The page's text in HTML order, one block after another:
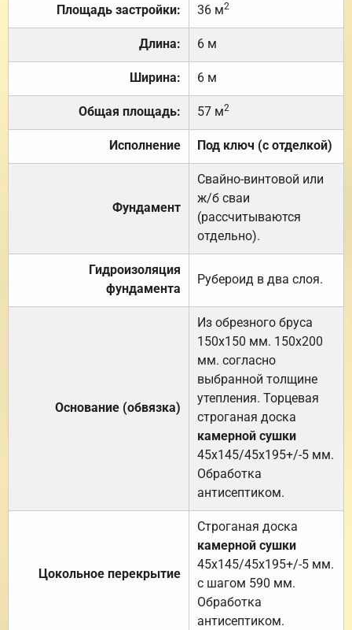
Площадь застройки: 36 м2
Длина: 6 м
Ширина: 6 м
Общая площадь: 57 м2
Исполнение Под ключ (с отделкой)
Фундамент
Свайно-винтовой или
ж/б сваи
(рассчитываются
отдельно).
Гидроизоляция
фундамента
Рубероид в два слоя.
Основание (обвязка)
Из обрезного бруса
150х150 мм. 150х200
мм. согласно
выбранной толщине
утепления. Торцевая
строганая доска
камерной сушки
45х145/45х195+/-5 мм.
Обработка
антисептиком.
Цокольное перекрытие
Строганая доска
камерной сушки
45х145/45х195+/-5 мм.
с шагом 590 мм.
Обработка
антисептиком.